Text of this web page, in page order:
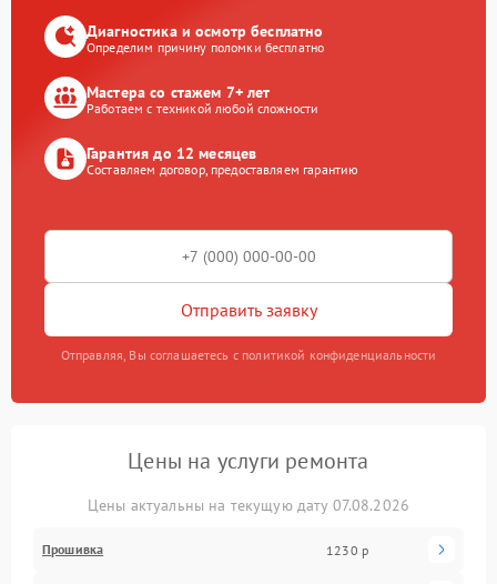
Диагностика и осмотр бесплатно
Определим причину поломки бесплатно
Мастера со стажем 7+ лет
Работаем с техникой любой сложности
Гарантия до 12 месяцев
Составляем договор, предоставляем гарантию
Отправить заявку
Отправляя, Вы соглашаетесь с политикой конфиденциальности
Цены на услуги ремонта
Цены актуальны на текущую дату 07.08.2026
Прошивка 1230 р